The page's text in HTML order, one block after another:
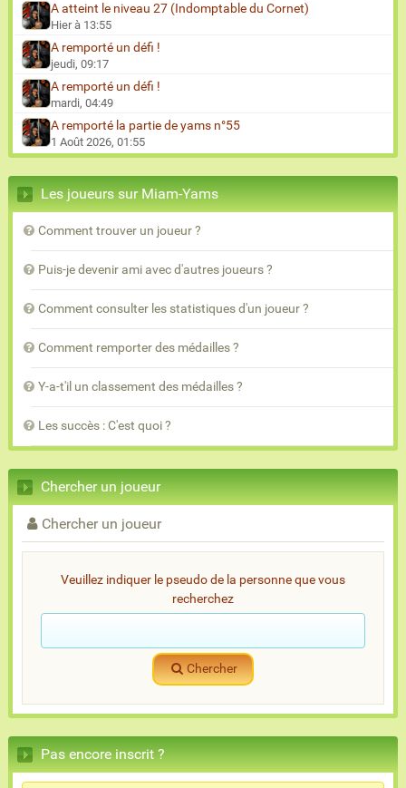
A atteint le niveau 27 (Indomptable du Cornet)
Hier à 13:55
A remporté un défi !
jeudi, 09:17
A remporté un défi !
mardi, 04:49
A remporté la partie de yams n°55
1 Août 2026, 01:55
Les joueurs sur Miam-Yams
Comment trouver un joueur ?
Puis-je devenir ami avec d'autres joueurs ?
Comment consulter les statistiques d'un joueur ?
Comment remporter des médailles ?
Y-a-t'il un classement des médailles ?
Les succès : C'est quoi ?
Chercher un joueur
Chercher un joueur
Veuillez indiquer le pseudo de la personne que vous
recherchez
Chercher
Pas encore inscrit ?